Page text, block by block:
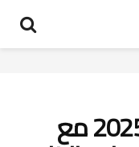
فرص عمل في فرنسا 2025 مع